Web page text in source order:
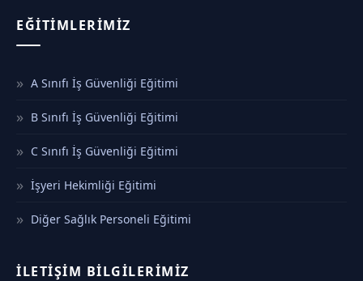
EĞITIMLERIMIZ
A Sınıfı İş Güvenliği Eğitimi
B Sınıfı İş Güvenliği Eğitimi
C Sınıfı İş Güvenliği Eğitimi
İşyeri Hekimliği Eğitimi
Diğer Sağlık Personeli Eğitimi
İLETIŞIM BILGILERIMIZ